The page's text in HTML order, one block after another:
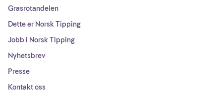
Grasrotandelen
Dette er Norsk Tipping
Jobb i Norsk Tipping
Nyhetsbrev
Presse
Kontakt oss